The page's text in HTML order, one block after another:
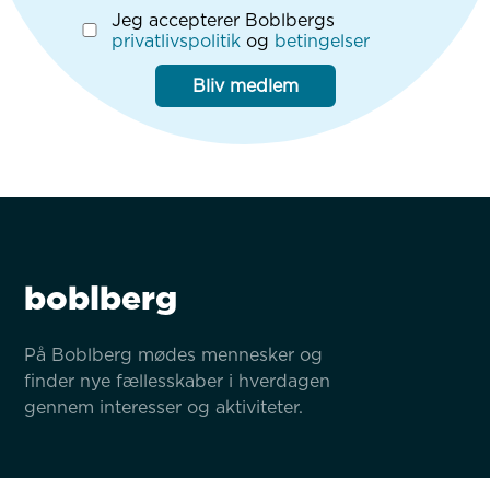
Jeg accepterer Boblbergs
privatlivspolitik og betingelser
Bliv medlem
boblberg
På Boblberg mødes mennesker og
finder nye fællesskaber i hverdagen
gennem interesser og aktiviteter.